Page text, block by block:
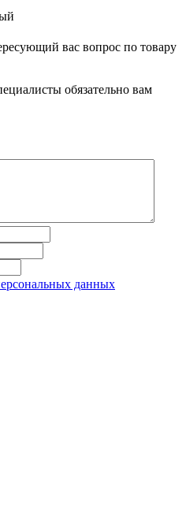
вас вопрос по товару
обязательно вам
данных